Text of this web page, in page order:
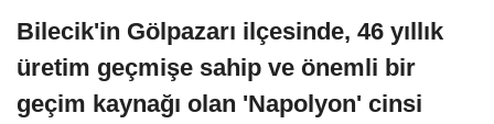
Bilecik'in Gölpazarı ilçesinde, 46 yıllık
üretim geçmişe sahip ve önemli bir
geçim kaynağı olan 'Napolyon' cinsi